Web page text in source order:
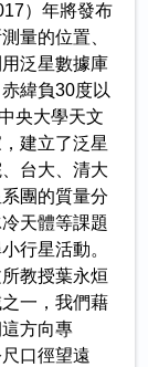
）年將發布
量的位置、
泛星數據庫
緯負30度以
央大學天文
建立了泛星
台大、清大
團的質量分
天體等課題
行星活動。
教授葉永烜
一，我們藉
方向專
口徑望遠